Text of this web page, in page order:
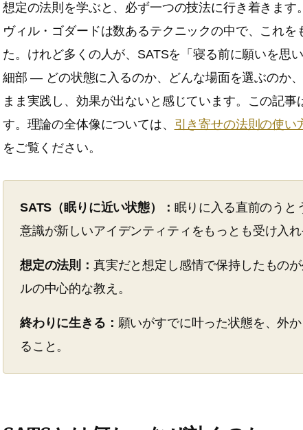
想定の法則を学ぶと、必ず一つの技法に行き着きま
ヴィル・ゴダードは数あるテクニックの中で、これを
た。けれど多くの人が、SATSを「寝る前に願いを思
細部 — どの状態に入るのか、どんな場面を選ぶのか
まま実践し、効果が出ないと感じています。この記事
す。理論の全体像については、 引き寄せの法則の使い
をご覧ください。
SATS（眠りに近い状態）： 眠りに入る直前のうと
意識が新しいアイデンティティをもっとも受け入れ
想定の法則： 真実だと想定し感情で保持したもの
ルの中心的な教え。
終わりに生きる： 願いがすでに叶った状態を、外
ること。